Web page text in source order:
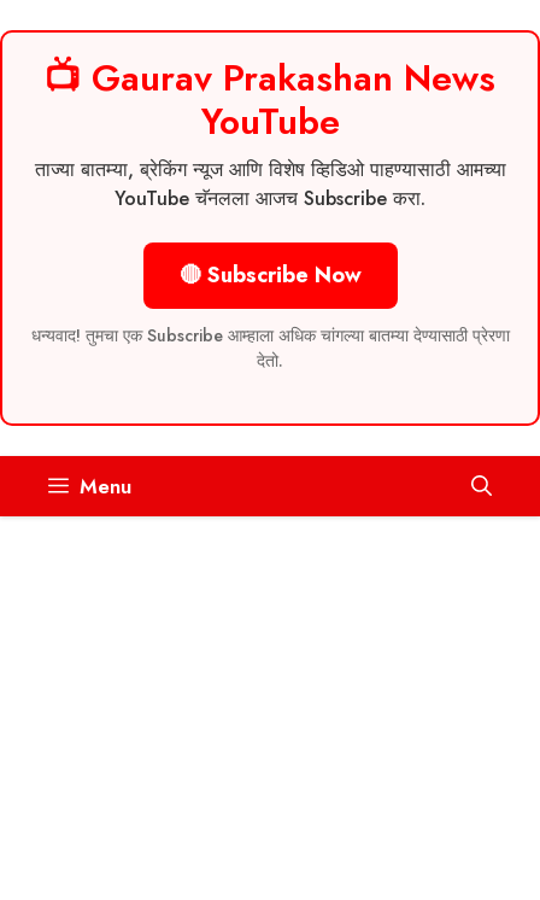
📺 Gaurav Prakashan News
YouTube
ताज्या बातम्या, ब्रेकिंग न्यूज आणि विशेष व्हिडिओ पाहण्यासाठी आमच्या
YouTube चॅनलला आजच Subscribe करा.
🔴 Subscribe Now
धन्यवाद! तुमचा एक Subscribe आम्हाला अधिक चांगल्या बातम्या देण्यासाठी प्रेरणा
देतो.
Menu